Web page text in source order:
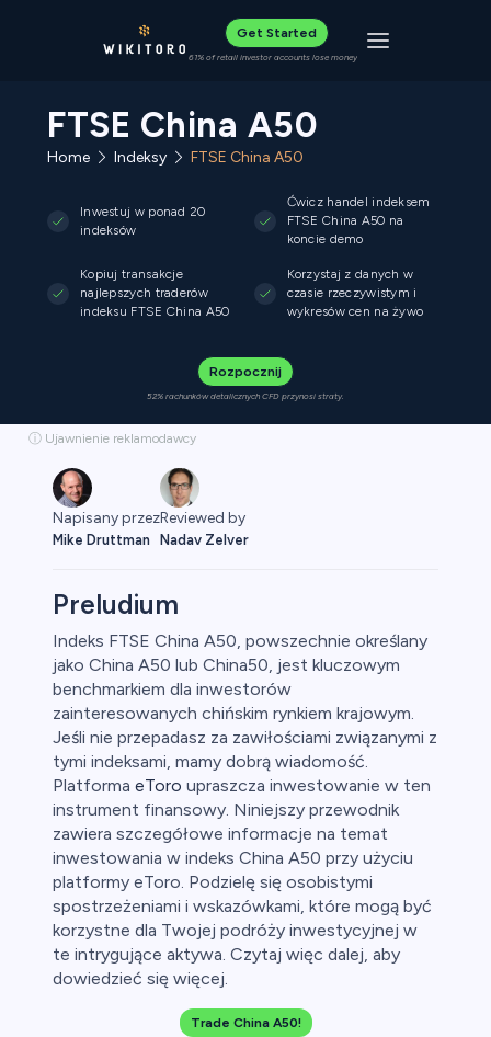
Get Started
61% of retail investor accounts lose money Toggle
FTSE China A50
Home Indeksy FTSE China A50
Inwestuj w ponad 20
indeksów
Ćwicz handel indeksem
FTSE China A50 na
koncie demo
Kopiuj transakcje
najlepszych traderów
indeksu FTSE China A50
Korzystaj z danych w
czasie rzeczywistym i
wykresów cen na żywo
Rozpocznij
52% rachunków detalicznych CFD przynosi straty.
ⓘ Ujawnienie reklamodawcy
Napisany przez
Mike Druttman
Reviewed by
Nadav Zelver
Preludium
Indeks FTSE China A50, powszechnie określany
jako China A50 lub China50, jest kluczowym
benchmarkiem dla inwestorów
zainteresowanych chińskim rynkiem krajowym.
Jeśli nie przepadasz za zawiłościami związanymi z
tymi indeksami, mamy dobrą wiadomość.
Platforma eToro upraszcza inwestowanie w ten
instrument finansowy. Niniejszy przewodnik
zawiera szczegółowe informacje na temat
inwestowania w indeks China A50 przy użyciu
platformy eToro. Podzielę się osobistymi
spostrzeżeniami i wskazówkami, które mogą być
korzystne dla Twojej podróży inwestycyjnej w
te intrygujące aktywa. Czytaj więc dalej, aby
dowiedzieć się więcej.
Trade China A50!